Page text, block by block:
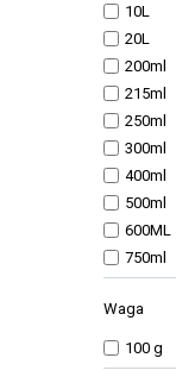
10L
20L
200ml
215ml
250ml
300ml
400ml
500ml
600ML
750ml
Waga
100 g